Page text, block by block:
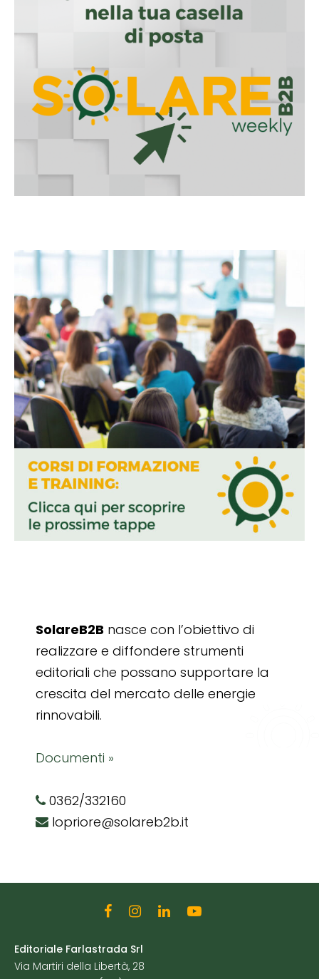
SolareB2B nasce con l’obiettivo di
realizzare e diffondere strumenti
editoriali che possano supportare la
crescita del mercato delle energie
rinnovabili.
Documenti »
0362/332160
lopriore@solareb2b.it
Editoriale Farlastrada Srl
Via Martiri della Libertà, 28